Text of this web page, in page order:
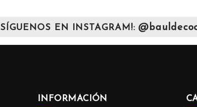
SÍGUENOS EN INSTAGRAM!:
INFORMACIÓN